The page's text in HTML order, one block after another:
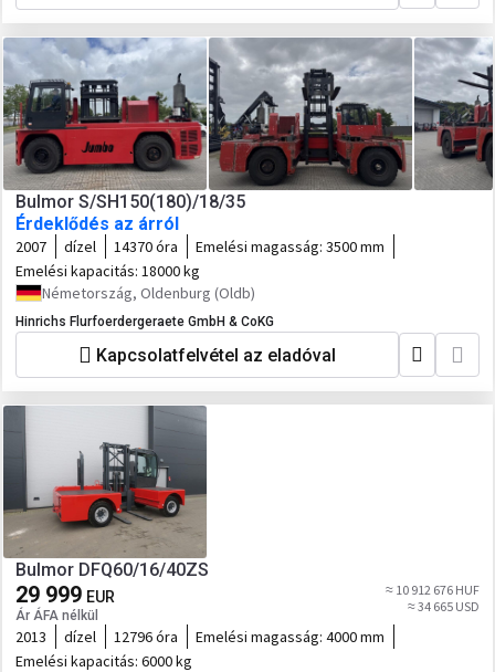
Bulmor S/SH150(180)/18/35
Érdeklődés az árról
2007 dízel 14370 óra Emelési magasság: 3500 mm
Emelési kapacitás: 18000 kg
Németország, Oldenburg (Oldb)
Hinrichs Flurfoerdergeraete GmbH & CoKG
Kapcsolatfelvétel az eladóval
Bulmor DFQ60/16/40ZS
29 999 EUR
Ár ÁFA nélkül
≈ 10 912 676 HUF
≈ 34 665 USD
2013 dízel 12796 óra Emelési magasság: 4000 mm
Emelési kapacitás: 6000 kg